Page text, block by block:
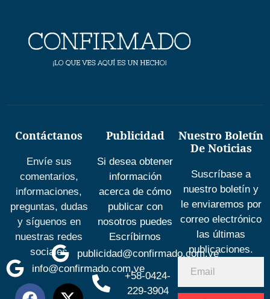
Contáctanos
Envíe sus
comentarios,
informaciones,
preguntas, dudas
y síguenos en
nuestras redes
sociales
info@confirmado.com.ve
Publicidad
Si desea obtener
información
acerca de cómo
publicar con
nosotros puedes
Escríbirnos
publicidad@confirmado.com.ve
+58-0424-
229-3904
Nuestro Boletín
De Noticias
Suscríbase a
nuestro boletín y
le enviaremos por
correo electrónico
las últimas
publicaciones.